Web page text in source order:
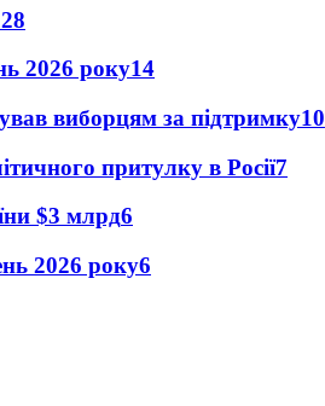
2026 року14
виборцям за підтримку10
притулку в Росії7
$3 млрд6
2026 року6